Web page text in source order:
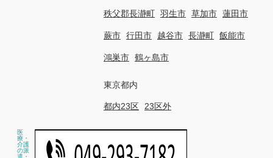
秩父郡長瀞町 羽生市 草加市 蓮田市
蕨市 行田市 越谷市 長瀞町 飯能市
鴻巣市 鶴ヶ島市
東京都内
都内23区 23区外
医
療・
介護
の派
遣・